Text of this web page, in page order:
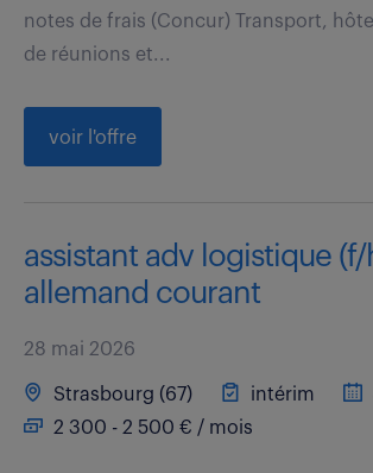
notes de frais (Concur) Transport,
de réunions et...
voir l'offre
assistant adv logistique (f/
allemand courant
28 mai 2026
Strasbourg (67) intérim
2 300 - 2 500 € / mois